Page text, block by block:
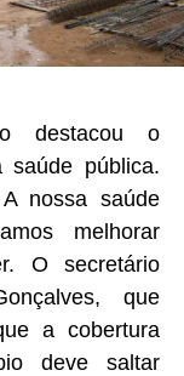
destacou o
saúde pública.
nossa saúde
melhorar
O secretário
que
a cobertura
deve saltar